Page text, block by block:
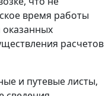
время работы
расчетов
и путевые листы,